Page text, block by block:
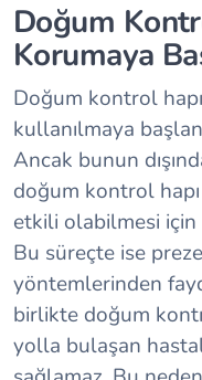
Doğum
Korumaya
Doğum kontrol
kullanılmaya
Ancak bunun
doğum kontrol
etkili olabilmesi
Bu süreçte ise
yöntemlerinden
birlikte doğum
yolla bulaşan